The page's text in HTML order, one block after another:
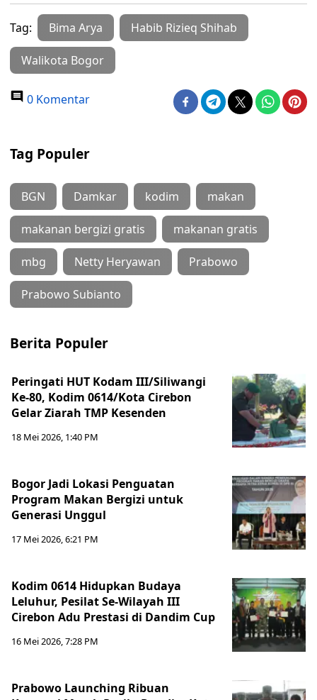
Tag: Bima Arya Habib Rizieq Shihab
Walikota Bogor
0 Komentar
Tag Populer
BGN Damkar kodim makan
makanan bergizi gratis makanan gratis
mbg Netty Heryawan Prabowo
Prabowo Subianto
Berita Populer
Peringati HUT Kodam III/Siliwangi
Ke-80, Kodim 0614/Kota Cirebon
Gelar Ziarah TMP Kesenden
18 Mei 2026, 1:40 PM
Bogor Jadi Lokasi Penguatan
Program Makan Bergizi untuk
Generasi Unggul
17 Mei 2026, 6:21 PM
Kodim 0614 Hidupkan Budaya
Leluhur, Pesilat Se-Wilayah III
Cirebon Adu Prestasi di Dandim Cup
16 Mei 2026, 7:28 PM
Prabowo Launching Ribuan